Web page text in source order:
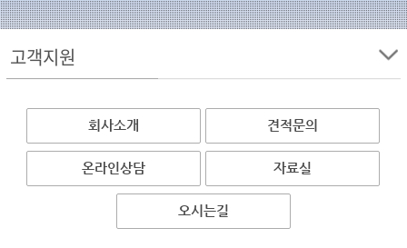
고객지원
회사소개 견적문의
온라인상담 자료실
오시는길